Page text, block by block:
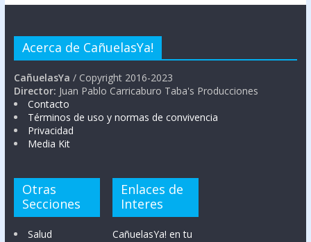
Acerca de CañuelasYa!
CañuelasYa / Copyright 2016-2023
Director: Juan Pablo Carricaburo Taba's Producciones
Contacto
Términos de uso y normas de convivencia
Privacidad
Media Kit
Otras
Secciones
Salud
Enlaces de
Interes
CañuelasYa! en tu